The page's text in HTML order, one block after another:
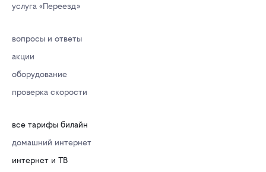
услуга «Переезд»
вопросы и ответы
акции
оборудование
проверка скорости
все тарифы билайн
домашний интернет
интернет и ТВ